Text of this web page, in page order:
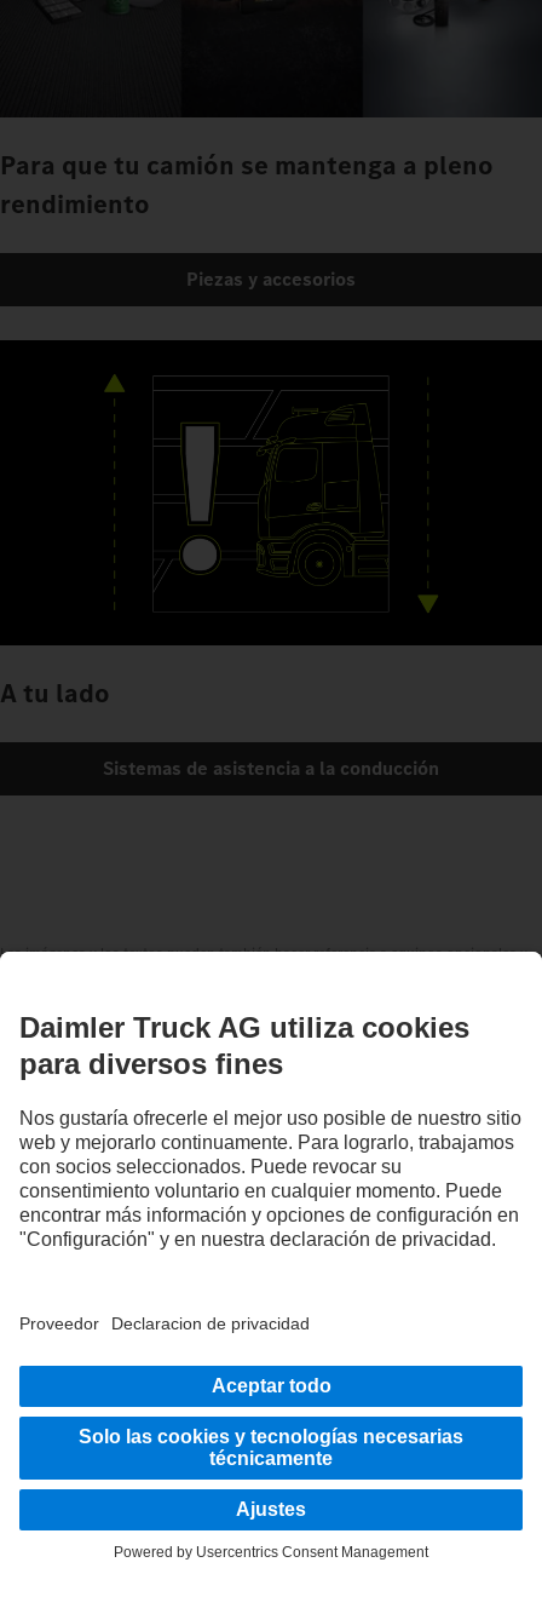
Para que tu camión se mantenga a pleno
rendimiento
Piezas y accesorios
A tu lado
Sistemas de asistencia a la conducción
Las imágenes y los textos pueden también hacer referencia a equipos opcionales y
estado real de los vehículos originales. El aspecto de los vehículos originales puede
diferir de estas imágenes. Reservado el derecho a efectuar modificaciones. Las
imágenes y los textos también pueden contener modelos, servicios de asistencia,
servicios y productos que no se ofrecen en determinados países.
Como empresa activa a nivel internacional, la igualdad de oportunidades, la
diversidad, la transparencia y el respeto forman parte de las convicciones
fundamentales de Daimler Truck AG. Lo demostramos en nuestra forma de pensar,
actuar y comunicarnos. Por supuesto, todos los términos seleccionados incluyen
todos los géneros e identidades.
PERMANECE EN CONTACTO.
Descubre Mercedes‑Benz Trucks en nuestros canales